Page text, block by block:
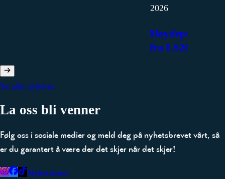
2026
Høydepunkter
fra LS2026
Se alle nyheter
La oss bli venner
Følg oss i sosiale medier og meld deg på nyhetsbrevet vårt, så
er du garantert å være der det skjer når det skjer!
Nyhetsbrev